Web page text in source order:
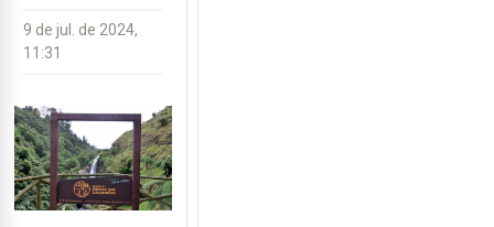
9 de jul. de 2024,
11:31